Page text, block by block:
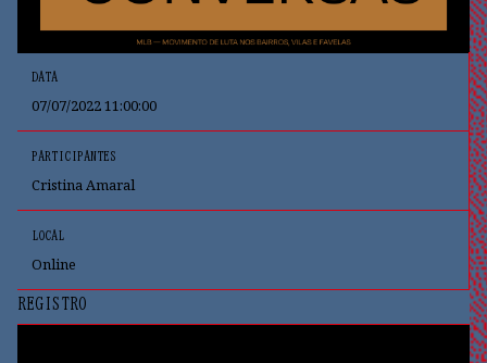
DATA
07/07/2022 11:00:00
PARTICIPANTES
Cristina Amaral
LOCAL
Online
REGISTRO